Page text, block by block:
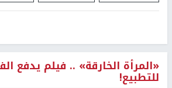
«المرأة الخارقة» .. فيلم يدفع
للتطبيع!